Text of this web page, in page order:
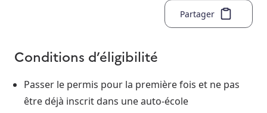
Partager
Conditions d’éligibilité
Passer le permis pour la première fois et ne pas
être déjà inscrit dans une auto-école